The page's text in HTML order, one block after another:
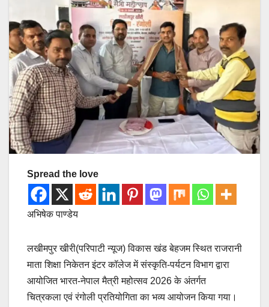
Spread the love
अभिषेक पाण्डेय
लखीमपुर खीरी(परिपाटी न्यूज) विकास खंड बेहजम स्थित राजरानी
माता शिक्षा निकेतन इंटर कॉलेज में संस्कृति-पर्यटन विभाग द्वारा
आयोजित भारत-नेपाल मैत्री महोत्सव 2026 के अंतर्गत
चित्रकला एवं रंगोली प्रतियोगिता का भव्य आयोजन किया गया।